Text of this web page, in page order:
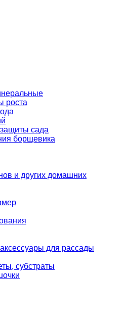
роста
сада
борщевика
и других домашних
для рассады
субстраты